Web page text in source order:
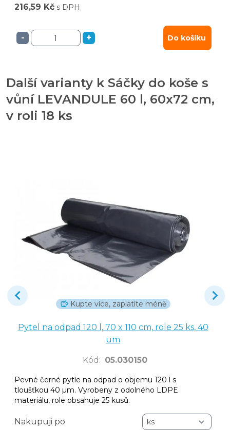
216,59 Kč s DPH
- + Do košíku
Další varianty k Sáčky do koše s
vůní LEVANDULE 60 l, 60x72 cm,
v roli 18 ks
Kupte více, zaplatíte méně
Pytel na odpad 120 l, 70 x 110 cm, role 25 ks, 40
um
Kód : 05.030150
Pevné černé pytle na odpad o objemu 120 l s
tloušťkou 40 µm. Vyrobeny z odolného LDPE
materiálu, role obsahuje 25 kusů.
Nakupuji po